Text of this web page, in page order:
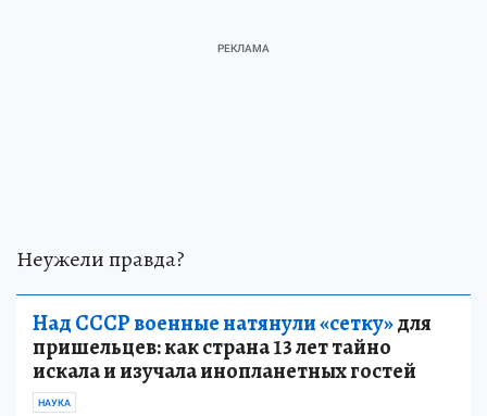
Неужели правда?
Над СССР военные натянули «сетку»для
пришельцев: как страна 13 лет тайно
искала и изучала инопланетных гостей
НАУКА